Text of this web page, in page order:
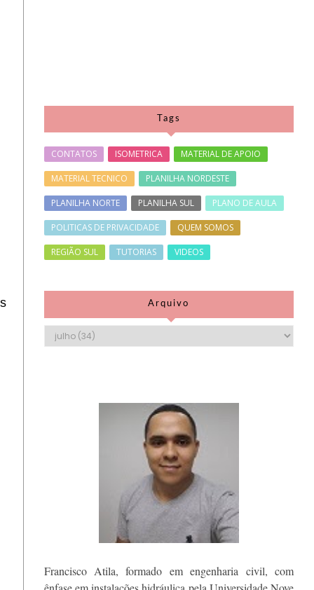
Tags
CONTATOS ISOMETRICA MATERIAL DE APOIO
MATERIAL TECNICO PLANILHA NORDESTE
PLANILHA NORTE PLANILHA SUL PLANO DE AULA
POLITICAS DE PRIVACIDADE QUEM SOMOS
REGIÃO SUL TUTORIAS VIDEOS
Arquivo
Francisco Atila, formado em engenharia civil, com